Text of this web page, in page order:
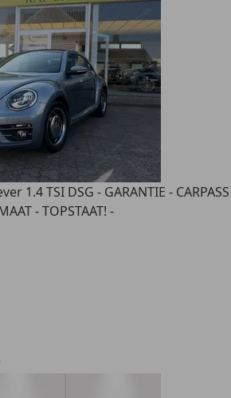
1.4 TSI DSG - GARANTIE - CARPASS
- TOPSTAAT! -